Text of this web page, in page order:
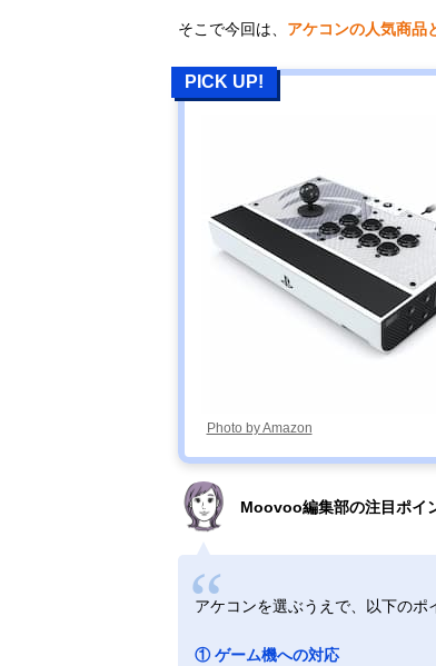
そこで今回は、 アケコンの人気商品
PICK UP!
Photo by Amazon
Moovoo編集部の注目ポイ
アケコンを選ぶうえで、以下のポ
① ゲーム機への対応